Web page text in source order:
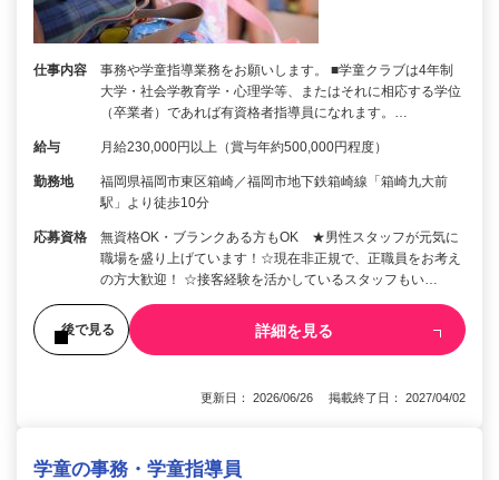
仕事内容
事務や学童指導業務をお願いします。 ■学童クラブは4年制
大学・社会学教育学・心理学等、またはそれに相応する学位
（卒業者）であれば有資格者指導員になれます。…
給与 月給230,000円以上（賞与年約500,000円程度）
勤務地
福岡県福岡市東区箱崎／福岡市地下鉄箱崎線「箱崎九大前
駅」より徒歩10分
応募資格
無資格OK・ブランクある方もOK ★男性スタッフが元気に
職場を盛り上げています！☆現在非正規で、正職員をお考え
の方大歓迎！ ☆接客経験を活かしているスタッフもい…
後で見る 詳細を見る
更新日： 2026/06/26 掲載終了日： 2027/04/02
学童の事務・学童指導員